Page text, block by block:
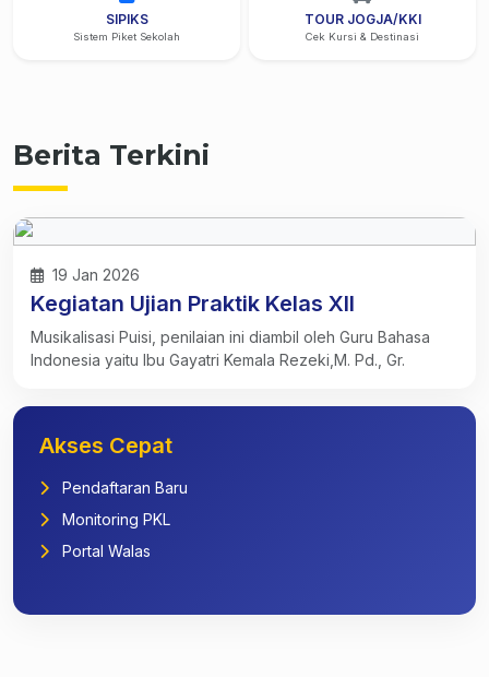
SIPIKS
Sistem Piket Sekolah
TOUR JOGJA/KKI
Cek Kursi & Destinasi
Berita Terkini
19 Jan 2026
Kegiatan Ujian Praktik Kelas XII
Musikalisasi Puisi, penilaian ini diambil oleh Guru Bahasa
Indonesia yaitu Ibu Gayatri Kemala Rezeki,M. Pd., Gr.
Akses Cepat
Pendaftaran Baru
Monitoring PKL
Portal Walas